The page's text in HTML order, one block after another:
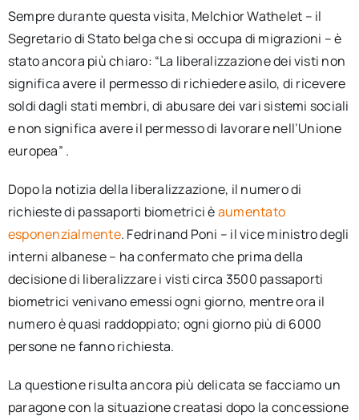
Sempre durante questa visita, Melchior Wathelet – il
Segretario di Stato belga che si occupa di migrazioni – è
stato ancora più chiaro: “La liberalizzazione dei visti non
significa avere il permesso di richiedere asilo, di ricevere
soldi dagli stati membri, di abusare dei vari sistemi sociali
e non significa avere il permesso di lavorare nell’Unione
europea” .
Dopo la notizia della liberalizzazione, il numero di
richieste di passaporti biometrici èaumentato
esponenzialmente. Fedrinand Poni – il vice ministro degli
interni albanese – ha confermato che prima della
decisione di liberalizzare i visti circa 3500 passaporti
biometrici venivano emessi ogni giorno, mentre ora il
numero è quasi raddoppiato; ogni giorno più di 6000
persone ne fanno richiesta.
La questione risulta ancora più delicata se facciamo un
paragone con la situazione creatasi dopo la concessione